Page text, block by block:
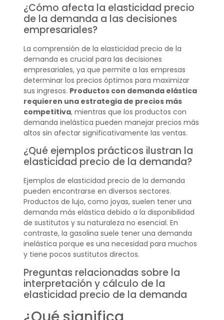
¿Cómo afecta la elasticidad precio
de la demanda a las decisiones
empresariales?
La comprensión de la elasticidad precio de la
demanda es crucial para las decisiones
empresariales, ya que permite a las empresas
determinar los precios óptimos para maximizar
sus ingresos. Productos con demanda elástica
requieren una estrategia de precios más
competitiva, mientras que los productos con
demanda inelástica pueden manejar precios más
altos sin afectar significativamente las ventas.
¿Qué ejemplos prácticos ilustran la
elasticidad precio de la demanda?
Ejemplos de elasticidad precio de la demanda
pueden encontrarse en diversos sectores.
Productos de lujo, como joyas, suelen tener una
demanda más elástica debido a la disponibilidad
de sustitutos y su naturaleza no esencial. En
contraste, la gasolina suele tener una demanda
inelástica porque es una necesidad para muchos
y tiene pocos sustitutos directos.
Preguntas relacionadas sobre la
interpretación y cálculo de la
elasticidad precio de la demanda